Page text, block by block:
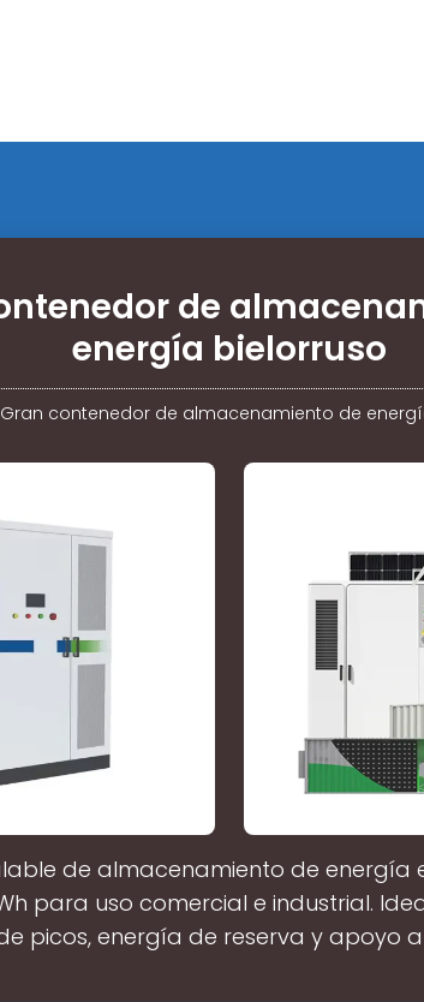
de
energía bielorruso
Gran contenedor de almacenamiento de
de almacenamiento de energía
para uso comercial e industrial.
picos, energía de reserva y apoyo